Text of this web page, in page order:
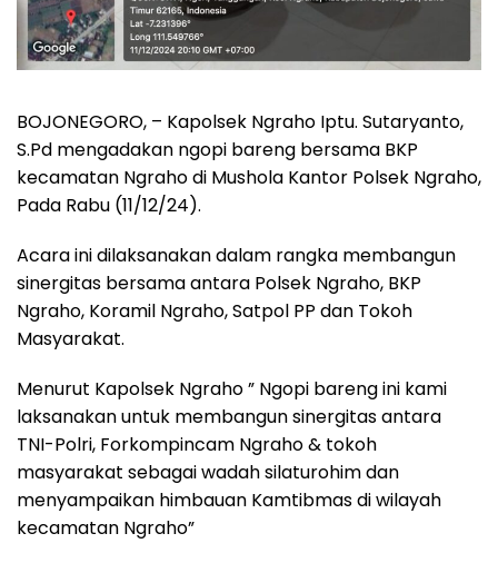
BOJONEGORO, – Kapolsek Ngraho Iptu. Sutaryanto,
S.Pd mengadakan ngopi bareng bersama BKP
kecamatan Ngraho di Mushola Kantor Polsek Ngraho,
Pada Rabu (11/12/24).
Acara ini dilaksanakan dalam rangka membangun
sinergitas bersama antara Polsek Ngraho, BKP
Ngraho, Koramil Ngraho, Satpol PP dan Tokoh
Masyarakat.
Menurut Kapolsek Ngraho ” Ngopi bareng ini kami
laksanakan untuk membangun sinergitas antara
TNI-Polri, Forkompincam Ngraho & tokoh
masyarakat sebagai wadah silaturohim dan
menyampaikan himbauan Kamtibmas di wilayah
kecamatan Ngraho”